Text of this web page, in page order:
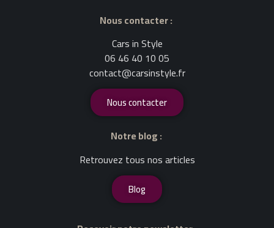
Nous contacter :
Cars in Style
06 46 40 10 05
contact@carsinstyle.fr
Nous contacter
Notre blog :
Retrouvez tous nos articles
Blog